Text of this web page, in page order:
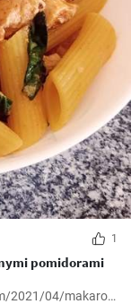
1
pomidorami
2021/04/makaron-